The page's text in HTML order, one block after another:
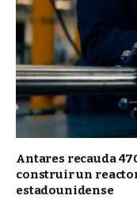
Antares recauda
construir un
estadounidense